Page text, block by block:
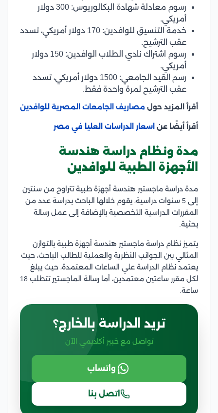
رسوم معادلة شهادة البكالوريوس: 300 دولار
أمريكي.
خدمة التنسيق للوافدين: 170 دولار أمريكي، تسدد
عقب الترشيح.
رسوم اشتراك نادي الطلاب الوافدين: 150 دولار
أمريكي.
رسم القيد الجامعي: 1500 دولار أمريكي، تسدد
عقب الترشيح لمرة واحدة فقط.
أقرأ المزيد حول مصاريف الجامعات المصرية للوافدين
أقرأ أيضًا عن اسعار الدراسات العليا في مصر
مدة ونظام دراسة هندسة
الأجهزة الطبية للوافدين
مدة دراسة ماجستير هندسة أجهزة طبية تتراوح من سنتين
إلى 5 سنوات دراسية، يقوم خلالها الباحث بدراسة عدد من
المقررات الدراسية التخصصية بالإضافة إلى عمل رسالة
بحثية.
يتميز نظام دراسة ماجستير هندسة أجهزة طبية بالتوازن
المثالي بين الجوانب النظرية والعملية للطالب الباحث، حيث
يعتمد نظام الدراسة علي الساعات المعتمدة، حيث يبلغ
لكل مقرر ساعتين معتمدين، أما رسالة الماجستير تتطلب 18
ساعة.
تريد الدراسة بالخارج؟
تواصل مع خبير أكاديمي الآن
واتساب
اتصل بنا